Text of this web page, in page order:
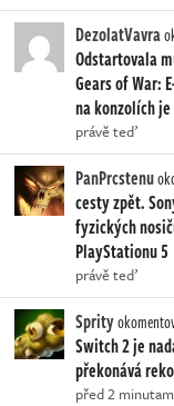
DezolatVavra
Odstartovala
Gears of War:
na konzolích
právě teď
PanPrcstenu
cesty zpět.
fyzických
PlayStationu 5
právě teď
Sprity
Switch 2 je
překonává
před 2